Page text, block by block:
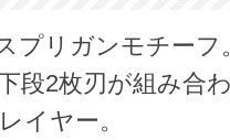
プリガンモチーフ
段2枚刃が組み合
イヤー。